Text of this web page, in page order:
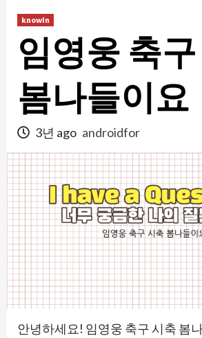
knowIn
임영웅 축
봄나들이요
3년 ago androidfor
안녕하세요! 임영웅 축구 시축 봄